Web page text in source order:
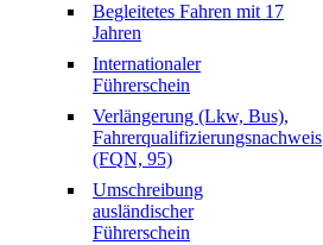
Begleitetes Fahren mit 17
Jahren
Internationaler
Führerschein
Verlängerung (Lkw, Bus),
Fahrerqualifizierungsnachweis
(FQN, 95)
Umschreibung
ausländischer
Führerschein